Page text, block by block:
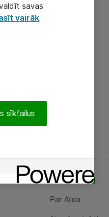
Par Atea
Par Atea
savas
vairāk
sīkfailus